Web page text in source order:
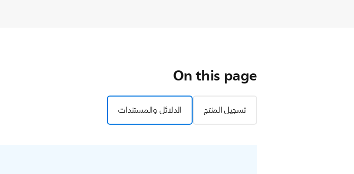
On this page
تسجيل المنتج الدلائل والمستندات